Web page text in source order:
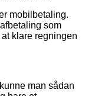
mobilbetaling.
som
klare regningen
man sådan